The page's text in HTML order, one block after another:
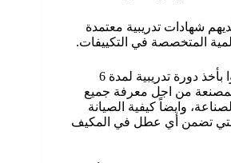
شهادات تدريبية معتمدة
المتخصصة في التكييفات.
قبل كل شيء، قاموا بأخذ دورة تدريبية لمدة 6
من اجل معرفة جميع
وايضاً كيفية الصيانة
التي تضمن أي عطل في المكيف